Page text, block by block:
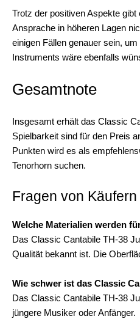
Trotz der positiven Aspekte
Ansprache in höheren Lagen
einigen Fällen genauer sein,
Instruments wäre ebenfalls
Gesamtnote
Insgesamt erhält das Classic
Spielbarkeit sind für den Preis
Punkten wird es als
Tenorhorn suchen.
Fragen von
Welche Materialien werden
Das Classic Cantabile TH-38
Qualität bekannt ist. Die
Wie schwer ist das Classic
Das Classic Cantabile TH-38
jüngere Musiker oder Anfänger.